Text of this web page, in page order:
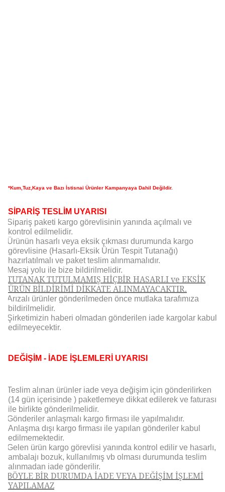
*Kum,Tuz,Kaya ve Bazı İstisnai Ürünler Kampanyaya Dahil Değildir.
SİPARİŞ TESLİM UYARISI
Sipariş paketi kargo görevlisinin yanında açılmalı ve
kontrol edilmelidir.
Ürünün hasarlı veya eksik çıkması durumunda kargo
görevlisine (Hasarlı-Eksik Ürün Tespit Tutanağı)
hazırlatılmalı ve paket teslim alınmamalıdır.
Mesaj yolu ile bize bildirilmelidir.
TUTANAK TUTULMAMIŞ HİÇBİR HASARLI ve EKSİK
ÜRÜN BİLDİRİMİ DİKKATE ALINMAYACAKTIR.
Arızalı ürünler gönderilmeden önce mutlaka tarafımıza
bildirilmelidir.
Şirketimizin haberi olmadan gönderilen iade kargolar kabul
edilmeyecektir.
DEĞİŞİM - İADE İŞLEMLERİ UYARISI
Teslim alınan ürünler iade veya değişim için gönderilirken
(14 gün içerisinde ) paketlemeye dikkat edilerek ve faturası
ile birlikte gönderilmelidir.
Gönderiler anlaşmalı kargo firması ile yapılmalıdır.
Anlaşma dışı kargo firması ile yapılan gönderiler kabul
edilmemektedir.
Gelen ürün kargo görevlisi yanında kontrol edilir ve hasarlı,
ambalajı bozuk, kullanılmış vb olması durumunda teslim
alınmadan iade gönderilir.
BÖYLE BİR DURUMDA İADE VEYA DEĞİŞİM İŞLEMİ
YAPILAMAZ